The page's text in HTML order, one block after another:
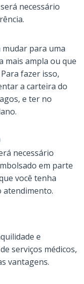
necessário
mudar para uma
mais ampla ou que
fazer isso,
a carteira do
e ter no
necessário
em parte
você tenha
atendimento.
e
serviços médicos,
vantagens.